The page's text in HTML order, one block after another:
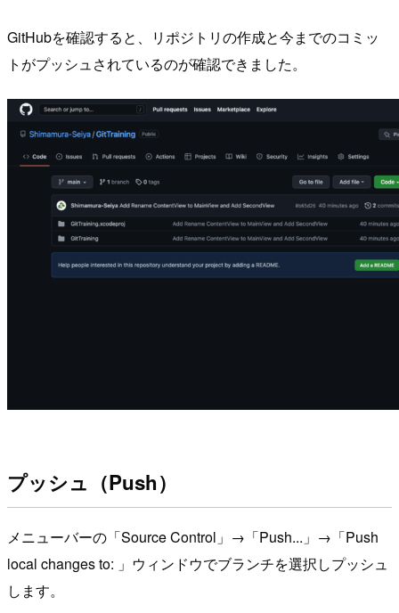
GitHubを確認すると、リポジトリの作成と今までのコミッ
トがプッシュされているのが確認できました。
プッシュ（Push）
メニューバーの「Source Control」→「Push...」→「Push
local changes to: 」ウィンドウでブランチを選択しプッシュ
します。